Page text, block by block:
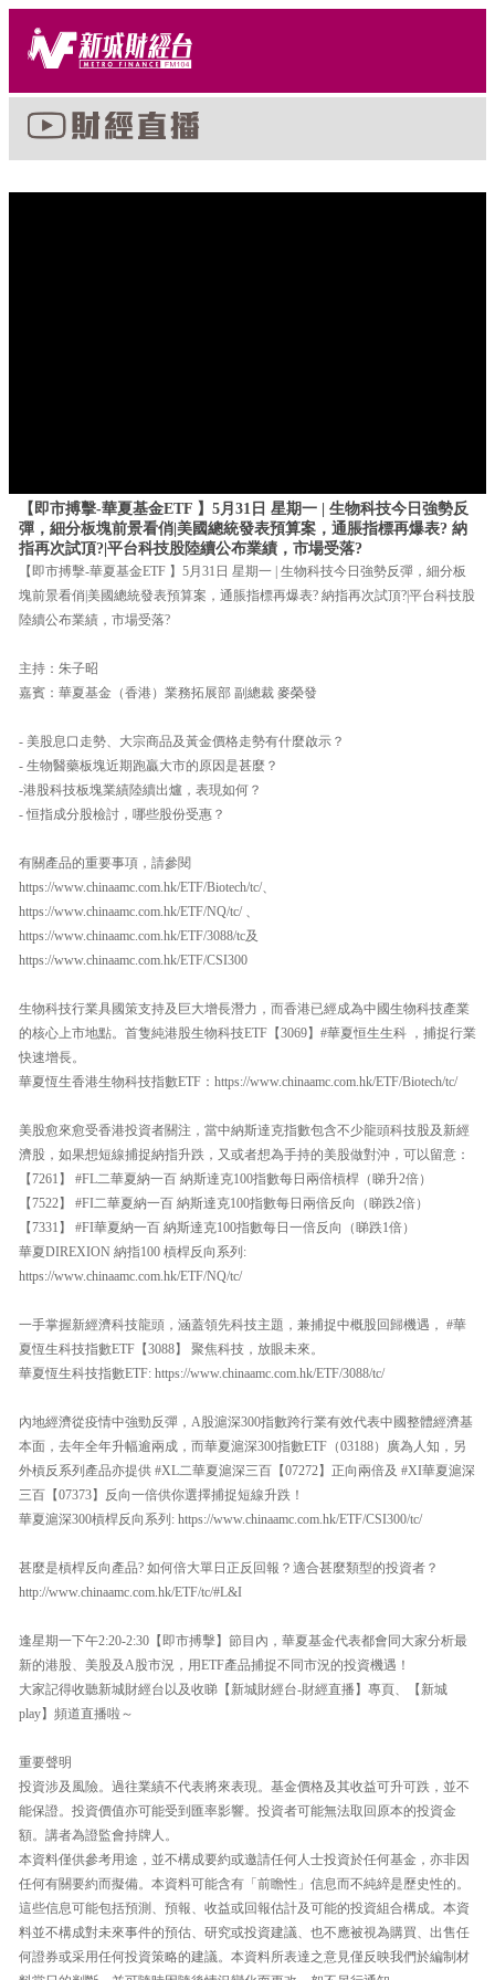
【即市搏擊-華夏基金ETF 】5月31日 星期一 | 生物科技今日強勢反
彈，細分板塊前景看俏|美國總統發表預算案，通脹指標再爆表? 納
指再次試頂?|平台科技股陸續公布業績，市場受落?
【即市搏擊-華夏基金ETF 】5月31日 星期一 | 生物科技今日強勢反彈，細分板
塊前景看俏|美國總統發表預算案，通脹指標再爆表? 納指再次試頂?|平台科技股
陸續公布業績，市場受落?
主持：朱子昭
嘉賓：華夏基金（香港）業務拓展部 副總裁 麥榮發
- 美股息口走勢、大宗商品及黃金價格走勢有什麼啟示？
- 生物醫藥板塊近期跑贏大市的原因是甚麼？
-港股科技板塊業績陸續出爐，表現如何？
- 恒指成分股檢討，哪些股份受惠？
有關產品的重要事項，請參閱
https://www.chinaamc.com.hk/ETF/Biotech/tc/、
https://www.chinaamc.com.hk/ETF/NQ/tc/ 、
https://www.chinaamc.com.hk/ETF/3088/tc及
https://www.chinaamc.com.hk/ETF/CSI300
生物科技行業具國策支持及巨大增長潛力，而香港已經成為中國生物科技產業
的核心上市地點。首隻純港股生物科技ETF【3069】#華夏恒生生科 ，捕捉行業
快速增長。
華夏恆生香港生物科技指數ETF：https://www.chinaamc.com.hk/ETF/Biotech/tc/
美股愈來愈受香港投資者關注，當中納斯達克指數包含不少龍頭科技股及新經
濟股，如果想短線捕捉納指升跌，又或者想為手持的美股做對沖，可以留意：
【7261】 #FL二華夏納一百 納斯達克100指數每日兩倍槓桿（睇升2倍）
【7522】 #FI二華夏納一百 納斯達克100指數每日兩倍反向（睇跌2倍）
【7331】 #FI華夏納一百 納斯達克100指數每日一倍反向（睇跌1倍）
華夏DIREXION 納指100 槓桿反向系列:
https://www.chinaamc.com.hk/ETF/NQ/tc/
一手掌握新經濟科技龍頭，涵蓋領先科技主題，兼捕捉中概股回歸機遇， #華
夏恆生科技指數ETF【3088】 聚焦科技，放眼未來。
華夏恆生科技指數ETF: https://www.chinaamc.com.hk/ETF/3088/tc/
內地經濟從疫情中強勁反彈，A股滬深300指數跨行業有效代表中國整體經濟基
本面，去年全年升幅逾兩成，而華夏滬深300指數ETF（03188）廣為人知，另
外槓反系列產品亦提供 #XL二華夏滬深三百【07272】正向兩倍及 #XI華夏滬深
三百【07373】反向一倍供你選擇捕捉短線升跌！
華夏滬深300槓桿反向系列: https://www.chinaamc.com.hk/ETF/CSI300/tc/
甚麼是槓桿反向產品? 如何倍大單日正反回報？適合甚麼類型的投資者？
http://www.chinaamc.com.hk/ETF/tc/#L&I
逢星期一下午2:20-2:30【即市搏擊】節目內，華夏基金代表都會同大家分析最
新的港股、美股及A股市況，用ETF產品捕捉不同市況的投資機遇！
大家記得收聽新城財經台以及收睇【新城財經台-財經直播】專頁、【新城
play】頻道直播啦～
重要聲明
投資涉及風險。過往業績不代表將來表現。基金價格及其收益可升可跌，並不
能保證。投資價值亦可能受到匯率影響。投資者可能無法取回原本的投資金
額。講者為證監會持牌人。
本資料僅供參考用途，並不構成要約或邀請任何人士投資於任何基金，亦非因
任何有關要約而擬備。本資料可能含有「前瞻性」信息而不純綷是歷史性的。
這些信息可能包括預測、預報、收益或回報估計及可能的投資組合構成。本資
料並不構成對未來事件的預估、研究或投資建議、也不應被視為購買、出售任
何證券或采用任何投資策略的建議。本資料所表達之意見僅反映我們於編制材